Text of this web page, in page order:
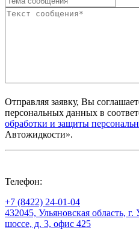
Отправляя заявку, Вы
персональных данных в
обработки и защиты
Автожидкости».
Телефон:
+7 (8422) 24-01-04
432045, Ульяновская область,
шоссе, д. 3, офис 425